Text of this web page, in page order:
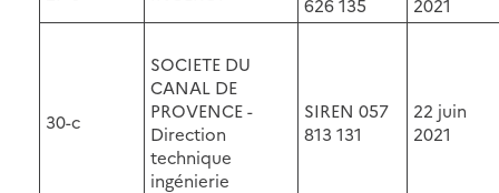
30-c
SOCIETE DU
CANAL DE
PROVENCE -
Direction
technique
ingénierie
SIREN 057
813 131
22 juin
2021